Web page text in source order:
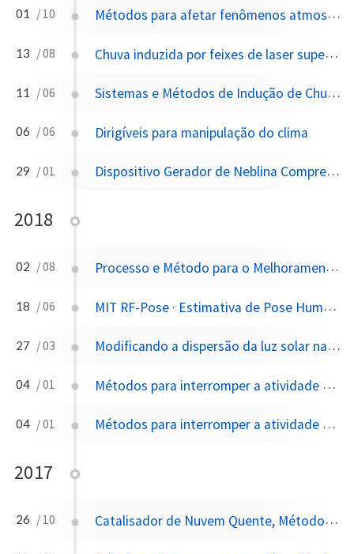
01 / 10 Métodos para afetar fenômenos atmosféricos giratórios
13 / 08 Chuva induzida por feixes de laser supercontínuos
11 / 06 Sistemas e Métodos de Indução de Chuvas
06 / 06 Dirigíveis para manipulação do clima
29 / 01 Dispositivo Gerador de Neblina Compreendendo um Reagente e Meios de Ignição
2018
02 / 08 Processo e Método para o Melhoramento do Sequestro de Carbono Atmosférico através da Fertilização de Ferro Oceânico, e Método para Cálculo da Captura Líquida de Carbono do referido Processo e Método
18 / 06 MIT RF-Pose · Estimativa de Pose Humana em Tempo Real via Wi-Fi
27 / 03 Modificando a dispersão da luz solar na atmosfera superior
04 / 01 Métodos para interromper a atividade do furacão
04 / 01 Métodos para interromper a atividade tornadica
2017
26 / 10 Catalisador de Nuvem Quente, Método de Preparação e Aplicação do mesmo